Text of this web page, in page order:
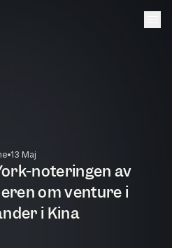
13 Maj
noteringen av
om venture i
i Kina